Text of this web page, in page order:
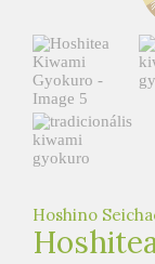
t
e
a
h
á
Hoshino